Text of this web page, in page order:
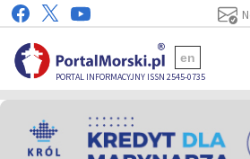
PORTAL INFORMACYJNY ISSN 2545-0735
en